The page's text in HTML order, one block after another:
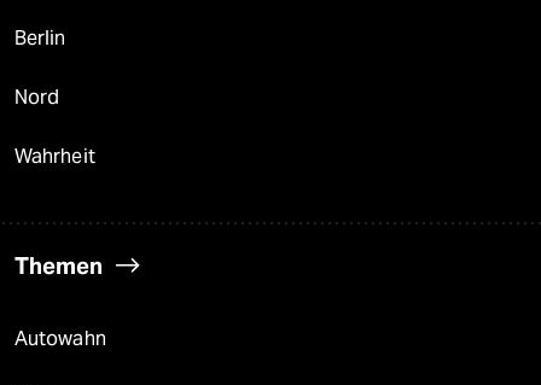
Berlin
Nord
Wahrheit
Themen
Autowahn